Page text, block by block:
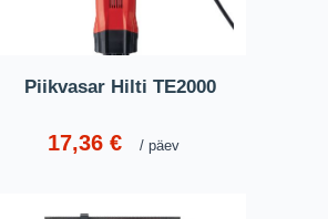
Piikvasar Hilti TE2000
17,36€ päev